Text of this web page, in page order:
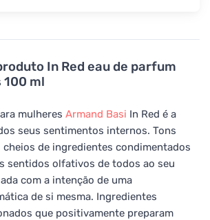
In Red eau de parfum
ml
mulheres Armand Basi In Red é a
seus sentimentos internos. Tons
de ingredientes condimentados
sentidos olfativos de todos ao seu
com a intenção de uma
de si mesma. Ingredientes
que positivamente preparam